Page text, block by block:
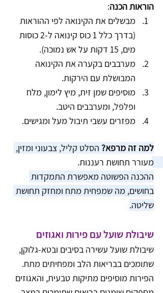
הוראות הכנה:
מבשלים את הקינואה לפי ההוראות
(בדרך כלל 1 כוס קינואה ל-2 כוסות
מים, 15 דקות על אש נמוכה).
מערבבים בקערה את הקינואה
המבושלת עם הירקות.
מוסיפים שמן זית, מיץ לימון, מלח
ופלפל, ומערבבים היטב.
מפזרים עשבי תיבול מעל ומגישים.
למה זה מרפא? הסלט קליל, צבעוני ומזין,
מעורר תחושת רעננות.
ההכנה הפשוטה מאפשרת התמקדות
בחושים, מה שמפחית מתח ומחזק תחושת
שליטה.
שיבולת שועל עם פירות ואגוזים
שיבולת שועל עשירה בסיבים ובטא-גלוקן,
שתומכים בבריאות הלב ומפחיתים מתח.
הפירות מוסיפים מתיקות טבעית, והאגוזים